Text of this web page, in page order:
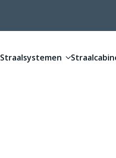
Straalsystemen